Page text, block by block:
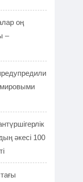
оң
–
әкесі 100